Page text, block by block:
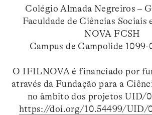
Colégio Almada Negreiros –
Faculdade de Ciências Sociais
NOVA FCSH
Campus de Campolide
O IFILNOVA é financiado por
através da Fundação para a
no âmbito dos projetos UID/
https://doi.org/10.54499/UID/